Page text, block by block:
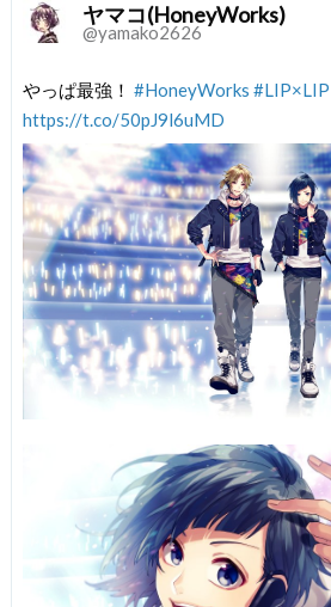
ヤマコ(HoneyWorks)
@yamako2626
やっぱ最強！ #HoneyWorks #LIP×LIP
https://t.co/50pJ9l6uMD